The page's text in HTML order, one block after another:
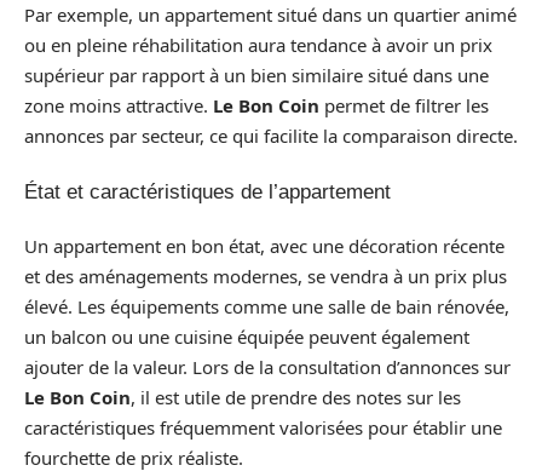
Par exemple, un appartement situé dans un quartier animé
ou en pleine réhabilitation aura tendance à avoir un prix
supérieur par rapport à un bien similaire situé dans une
zone moins attractive. Le Bon Coin permet de filtrer les
annonces par secteur, ce qui facilite la comparaison directe.
État et caractéristiques de l’appartement
Un appartement en bon état, avec une décoration récente
et des aménagements modernes, se vendra à un prix plus
élevé. Les équipements comme une salle de bain rénovée,
un balcon ou une cuisine équipée peuvent également
ajouter de la valeur. Lors de la consultation d’annonces sur
Le Bon Coin, il est utile de prendre des notes sur les
caractéristiques fréquemment valorisées pour établir une
fourchette de prix réaliste.